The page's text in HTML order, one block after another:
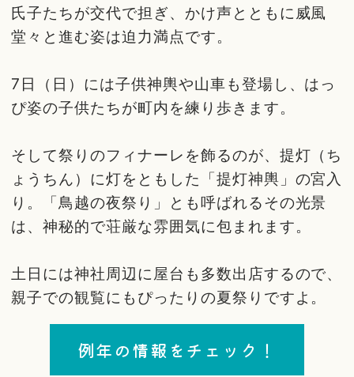
氏子たちが交代で担ぎ、かけ声とともに威風
堂々と進む姿は迫力満点です。
7日（日）には子供神輿や山車も登場し、はっ
ぴ姿の子供たちが町内を練り歩きます。
そして祭りのフィナーレを飾るのが、提灯（ち
ょうちん）に灯をともした「提灯神輿」の宮入
り。「鳥越の夜祭り」とも呼ばれるその光景
は、神秘的で荘厳な雰囲気に包まれます。
土日には神社周辺に屋台も多数出店するので、
親子での観覧にもぴったりの夏祭りですよ。
例年の情報をチェック！